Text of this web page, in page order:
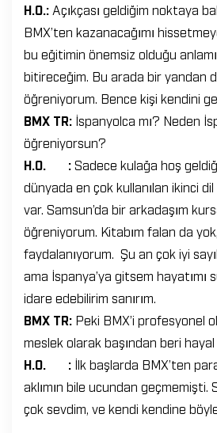
H.O.: Açıkçası geldiğim noktaya
BMX’ten kazanacağımı
bu eğitimin önemsiz olduğu
bitireceğim. Bu arada bir yandan
öğreniyorum. Bence kişi kendini
BMX TR: İspanyolca mı? Neden
öğreniyorsun?
H.O. : Sadece kulağa hoş
dünyada en çok kullanılan ikinci dil
var. Samsun’da bir arkadaşım
öğreniyorum. Kitabım falan da
faydalanıyorum. Şu an çok iyi
ama İspanya’ya gitsem hayatımı
idare edebilirim sanırım.
BMX TR: Peki BMX’i profesyonel
meslek olarak başından beri
H.O. : İlk başlarda BMX’ten
aklımın bile ucundan geçmemişti.
çok sevdim, ve kendi kendine